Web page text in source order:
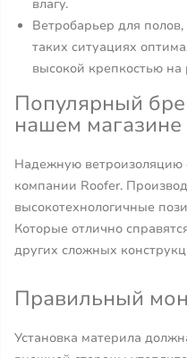
влагу.
Ветробарьер для
таких ситуациях
высокой крепкостью на
Популярный
нашем магазине
Надежную ветроизоляцию
компании Roofer.
высокотехнологичные
Которые отлично
других сложных
Правильный
Установка материла